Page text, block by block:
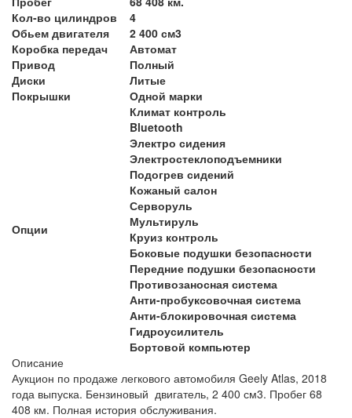
Кол-во цилиндров
4
Обьем двигателя
2 400 см3
Коробка передач
Автомат
Привод
Полный
Диски
Литые
Покрышки
Одной марки
Опции
Климат контроль
Bluetooth
Электро сидения
Электростеклоподъемники
Подогрев сидений
Кожаный салон
Серворуль
Мультируль
Круиз контроль
Боковые подушки безопасности
Передние подушки безопасности
Противозаносная система
Анти-пробуксовочная система
Анти-блокировочная система
Гидроусилитель
Бортовой компьютер
Описание
Аукцион по продаже легкового автомобиля Geely Atlas, 2018
года выпуска. Бензиновый двигатель, 2 400 см3. Пробег 68
408 км. Полная история обслуживания.